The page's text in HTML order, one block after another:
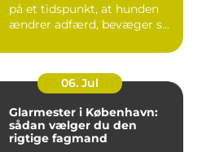
på et tidspunkt, at hunden
ændrer adfærd, bevæger s...
06. Jul
Glarmester i København:
sådan vælger du den
rigtige fagmand